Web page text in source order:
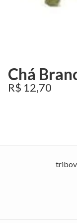
Chá
R$ 12,70